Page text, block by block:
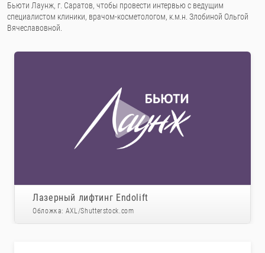
Бьюти Лаунж, г. Саратов, чтобы провести интервью с ведущим
специалистом клиники, врачом-косметологом, к.м.н. Злобиной Ольгой
Вячеславовной.
Лазерный лифтинг Endolift
Обложка: AXL/Shutterstock.com